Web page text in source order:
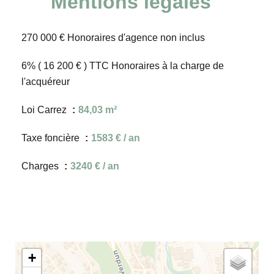
270 000 € Honoraires d'agence non inclus
6% ( 16 200 € ) TTC Honoraires à la charge de
l'acquéreur
Loi Carrez 84,03 m²
Taxe foncière 1583 € / an
Charges 3240 € / an
+